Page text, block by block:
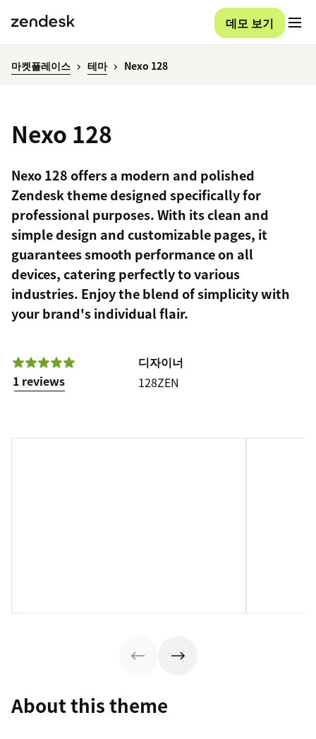
데모 보기
마켓플레이스 테마 Nexo 128
Nexo 128
Nexo 128 offers a modern and polished
Zendesk theme designed specifically for
professional purposes. With its clean and
simple design and customizable pages, it
guarantees smooth performance on all
devices, catering perfectly to various
industries. Enjoy the blend of simplicity with
your brand's individual flair.
1 reviews
디자이너
128ZEN
About this theme